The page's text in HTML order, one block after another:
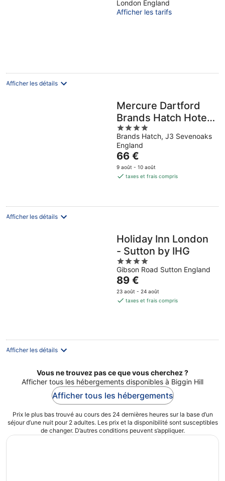
out
of
London England
Afficher les tarifs
Afficher les détails
Mercure Dartford
Brands Hatch Hotel
& Spa
4
out
of
5
Brands Hatch, J3 Sevenoaks
England
Le
prix
est
par
66 €
9 août - 10 août
taxes et frais compris
Afficher les détails
Holiday Inn London
- Sutton by IHG
4
out
of
5
Gibson Road Sutton England
Le
prix
est
nuit
89 €
23 août - 24 août
taxes et frais compris
Afficher les détails
Vous ne trouvez pas ce que vous cherchez ?
Afficher tous les hébergements disponibles à Biggin Hill
Afficher tous les hébergements
Prix le plus bas trouvé au cours des 24 dernières heures sur la base d’un
séjour d’une nuit pour 2 adultes. Les prix et la disponibilité sont susceptibles
de changer. D’autres conditions peuvent s’appliquer.